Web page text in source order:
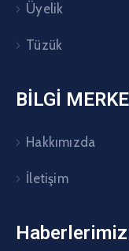
Üyelik
Tüzük
BİLGİ
Hakkımızda
İletişim